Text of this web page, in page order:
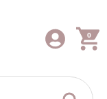
0